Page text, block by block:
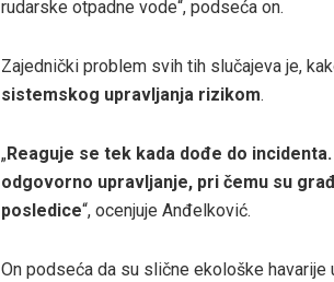
rudarske otpadne vode“, podseća on.
Zajednički problem svih tih slučajeva je,
sistemskog upravljanja rizikom.
„Reaguje se tek kada dođe do
odgovorno upravljanje, pri čemu su
posledice“, ocenjuje Anđelković.
On podseća da su slične ekološke havarije